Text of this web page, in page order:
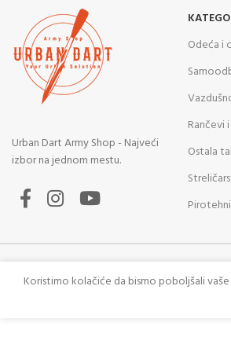
Urban Dart Army Shop - Najveći
izbor na jednom mestu.
Odeća i
Rančevi
Ostala
Koristimo kolačiće da bismo poboljšali